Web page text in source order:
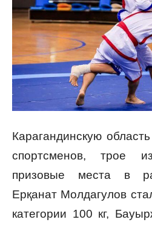
Карагандинскую
спортсменов, трое
призовые места в
Ерқанат Молдагулов
категории 100 кг,